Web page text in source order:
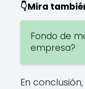
👇Mira
Fondo de
empresa?
En